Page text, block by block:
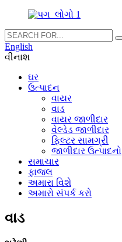
English
વીનાશ
ઘર
ઉત્પાદન
વાયર
વાડ
વાયર જાળીદાર
વેલ્ડેડ જાળીદાર
ફિલ્ટર સામગ્રી
જાળીદાર ઉત્પાદનો
સમાચાર
ફાજલ
અમારા વિશે
અમારો સંપર્ક કરો
વાડ